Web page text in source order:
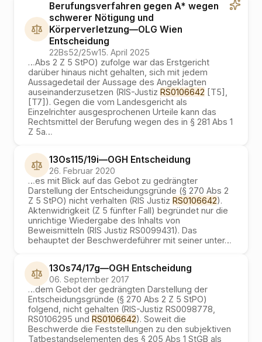
Berufungsverfahren gegen A* wegen
schwerer Nötigung und
Körperverletzung—OLG Wien
Entscheidung
22Bs52/25w15. April 2025
…Abs 2 Z 5 StPO) zufolge war das Erstgericht
darüber hinaus nicht gehalten, sich mit jedem
Aussagedetail der Aussage des Angeklagten
auseinanderzusetzen (RIS-Justiz RS0106642 [T5],
[T7]). Gegen die vom Landesgericht als
Einzelrichter ausgesprochenen Urteile kann das
Rechtsmittel der Berufung wegen des in § 281 Abs 1
Z 5a…
13Os115/19i—OGH Entscheidung
26. Februar 2020
…es mit Blick auf das Gebot zu gedrängter
Darstellung der Entscheidungsgründe (§ 270 Abs 2
Z 5 StPO) nicht verhalten (RIS Justiz RS0106642).
Aktenwidrigkeit (Z 5 fünfter Fall) begründet nur die
unrichtige Wiedergabe des Inhalts von
Beweismitteln (RIS Justiz RS0099431). Das
behauptet der Beschwerdeführer mit seiner unter…
13Os74/17g—OGH Entscheidung
06. September 2017
…dem Gebot der gedrängten Darstellung der
Entscheidungsgründe (§ 270 Abs 2 Z 5 StPO)
folgend, nicht gehalten (RIS-Justiz RS0098778,
RS0106295 und RS0106642). Soweit die
Beschwerde die Feststellungen zu den subjektiven
Tatbestandselementen des § 205 Abs 1 StGB als